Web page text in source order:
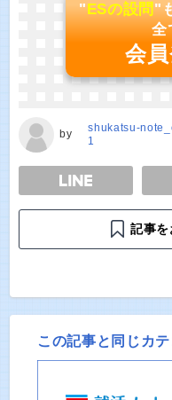
"ESの設問"
全
会
by
shukatsu-
1
TWEET
記事
この記事と同じカ